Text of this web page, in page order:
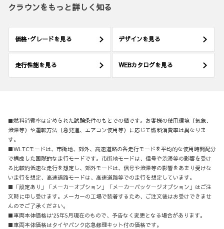
クラウンをもっと詳しく知る
価格･グレードを見る デザインを見る
走行性能を見る WEBカタログを見る
■燃料消費率は定められた試験条件のもとでの値です。お客様の使用環境（気象、
渋滞等）や運転方法（急発進、エアコン使用等）に応じて燃料消費率は異なりま
す。
■WLTCモードは、市街地、郊外、高速道路の各走行モードを平均的な使用時間配分
で構成した国際的な走行モードです。市街地モードは、信号や渋滞等の影響を受け
る比較的低速な走行を想定し、郊外モードは、信号や渋滞等の影響をあまり受けな
い走行を想定、高速道路モードは、高速道路等での走行を想定しています。
■「設定あり」「メーカーオプション」「メーカーパッケージオプション」はご注
文時に申し受けます。メーカーの工場で装着するため、ご注文後はお受けできませ
んのでご了承ください。
■車両本体価格は'25年5月現在のもので、予告なく変更となる場合があります。
■車両本体価格はタイヤパンク応急修理キット付の価格です。